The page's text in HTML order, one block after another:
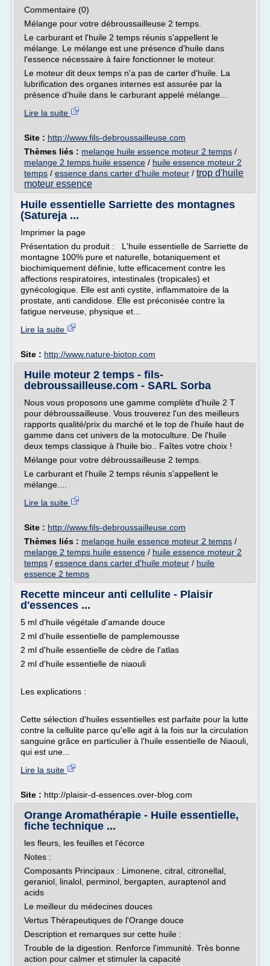
Commentaire (0)
Mélange pour votre débroussailleuse 2 temps.
Le carburant et l'huile 2 temps réunis s'appellent le
mélange. Le mélange est une présence d'huile dans
l'essence nécessaire à faire fonctionner le moteur.
Le moteur dit deux temps n'a pas de carter d'huile. La
lubrification des organes internes est assurée par la
présence d'huile dans le carburant appelé mélange...
Lire la suite
Site : http://www.fils-debroussailleuse.com
Thèmes liés : melange huile essence moteur 2 temps /
melange 2 temps huile essence / huile essence moteur 2
temps / essence dans carter d'huile moteur / trop d'huile
moteur essence
Huile essentielle Sarriette des montagnes
(Satureja ...
Imprimer la page
Présentation du produit : L'huile essentielle de Sarriette de
montagne 100% pure et naturelle, botaniquement et
biochimiquement définie, lutte efficacement contre les
affections respiratoires, intestinales (tropicales) et
gynécologique. Elle est anti cystite, inflammatoire de la
prostate, anti candidose. Elle est préconisée contre la
fatigue nerveuse, physique et...
Lire la suite
Site : http://www.nature-biotop.com
Huile moteur 2 temps - fils-
debroussailleuse.com - SARL Sorba
Nous vous proposons une gamme complète d'huile 2 T
pour débroussailleuse. Vous trouverez l'un des meilleurs
rapports qualité/prix du marché et le top de l'huile haut de
gamme dans cet univers de la motoculture. De l'huile
deux temps classique à l'huile bio.. Faîtes votre choix !
Mélange pour votre débroussailleuse 2 temps.
Le carburant et l'huile 2 temps réunis s'appellent le
mélange....
Lire la suite
Site : http://www.fils-debroussailleuse.com
Thèmes liés : melange huile essence moteur 2 temps /
melange 2 temps huile essence / huile essence moteur 2
temps / essence dans carter d'huile moteur / huile
essence 2 temps
Recette minceur anti cellulite - Plaisir
d'essences ...
5 ml d'huile végétale d'amande douce
2 ml d'huile essentielle de pamplemousse
2 ml d'huile essentielle de cèdre de l'atlas
2 ml d'huile essentielle de niaouli
Les explications :
Cette sélection d'huiles essentielles est parfaite pour la lutte
contre la cellulite parce qu'elle agit à la fois sur la circulation
sanguine grâce en particulier à l'huile essentielle de Niaouli,
qui est une...
Lire la suite
Site : http://plaisir-d-essences.over-blog.com
Orange Aromathérapie - Huile essentielle,
fiche technique ...
les fleurs, les feuilles et l'écorce
Notes :
Composants Principaux : Limonene, citral, citronellal,
geraniol, linalol, perminol, bergapten, auraptenol and
acids
Le meilleur du médecines douces
Vertus Thérapeutiques de l'Orange douce
Description et remarques sur cette huile :
Trouble de la digestion. Renforce l'immunité. Très bonne
action pour calmer et stimuler la capacité